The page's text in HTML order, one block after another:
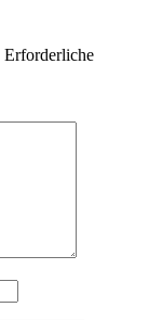
Erforderliche